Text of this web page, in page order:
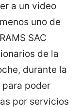
a un video
uno de
SAC
de la
durante la
para poder
por servicios